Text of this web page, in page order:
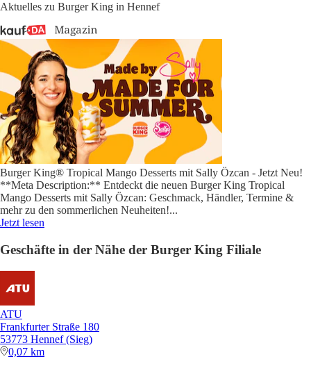
Aktuelles zu Burger King in Hennef
Burger King® Tropical Mango Desserts mit Sally Özcan - Jetzt Neu!
**Meta Description:** Entdeckt die neuen Burger King Tropical
Mango Desserts mit Sally Özcan: Geschmack, Händler, Termine &
mehr zu den sommerlichen Neuheiten!...
Jetzt lesen
Geschäfte in der Nähe der Burger King Filiale
ATU
Frankfurter Straße 180
53773 Hennef (Sieg)
0,07 km